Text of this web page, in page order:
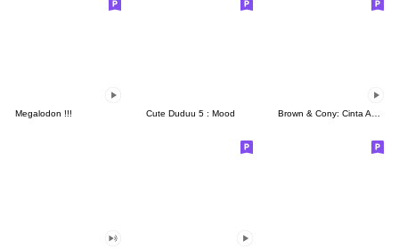
Megalodon !!! Cute Duduu 5 : Mood